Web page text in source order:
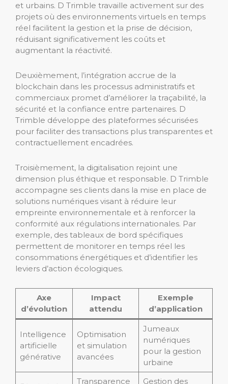
et urbains. D Trimble travaille activement sur des
projets où des environnements virtuels en temps
réel facilitent la gestion et la prise de décision,
réduisant significativement les coûts et
augmentant la réactivité.
Deuxièmement, l’intégration accrue de la
blockchain dans les processus administratifs et
commerciaux promet d’améliorer la traçabilité, la
sécurité et la confiance entre partenaires. D
Trimble développe des plateformes sécurisées
pour faciliter des transactions plus transparentes et
contractuellement encadrées.
Troisièmement, la digitalisation rejoint une
dimension plus éthique et responsable. D Trimble
accompagne ses clients dans la mise en place de
solutions numériques visant à réduire leur
empreinte environnementale et à renforcer la
conformité aux régulations internationales. Par
exemple, des tableaux de bord spécifiques
permettent de monitorer en temps réel les
consommations énergétiques et d’identifier les
leviers d’action écologiques.
Axe
d’évolution
Impact
attendu
Exemple
d’application
Intelligence
artificielle
générative
Optimisation
et simulation
avancées
Jumeaux
numériques
pour la gestion
urbaine
Transparence
Gestion des